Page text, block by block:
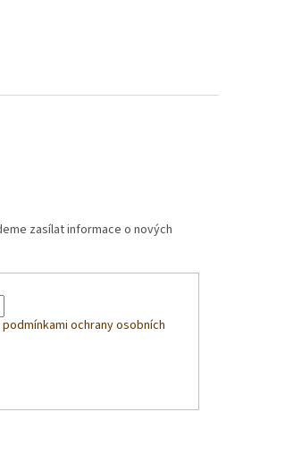
zasílat informace o nových
podmínkami ochrany osobních